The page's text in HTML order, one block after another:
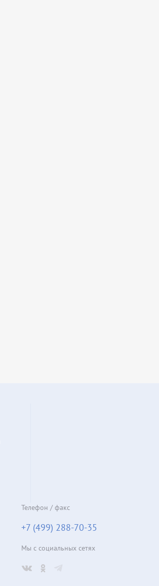
Телефон / факс
+7 (499) 288-70-35
Мы с социальных сетях